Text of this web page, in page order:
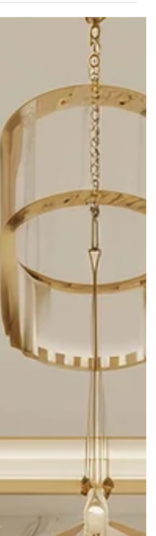
התחושות, ההרגלים ואפילו על ההחלטות שלנו.
מקצועית של מעצבת פנים, אשר יודעת להפוך
רגיל לסביבה התומכת בצמיחה, בהשראה
שפע. עבורי, עיצוב פנים אינו מסתכם בבחירת
רהיטים, צבעים או חומרים. עיצוב פנים איכותי
מתחיל בהבנת האנשים שחיים בבית, בצרכים
ובאופן שבו החלל יכול לתמוך בחיים שהם
ליצור. הק